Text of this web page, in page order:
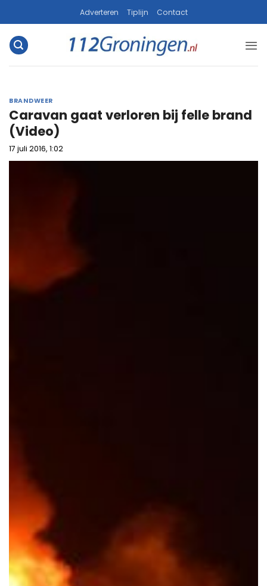
naar
inhoud
Adverteren Tiplijn Contact
BRANDWEER
Caravan gaat verloren bij felle brand
(Video)
17 juli 2016, 1:02